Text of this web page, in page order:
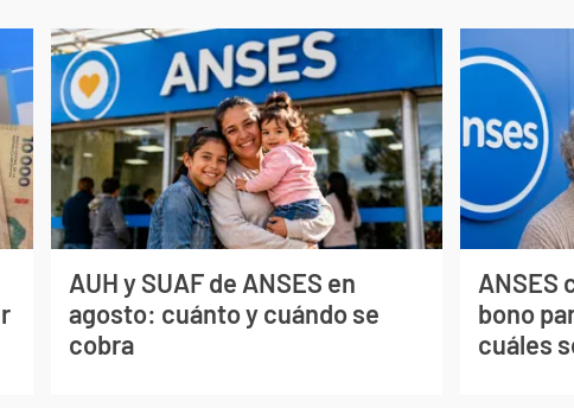
AUH y SUAF de ANSES en
agosto: cuánto y cuándo se
cobra
ANSES
bono
cuáles